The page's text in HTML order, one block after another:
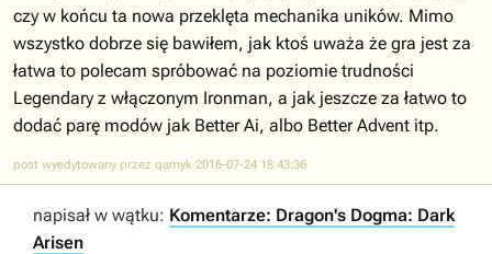
czy w końcu ta nowa przeklęta mechanika uników. Mimo
wszystko dobrze się bawiłem, jak ktoś uważa że gra jest za
łatwa to polecam spróbować na poziomie trudności
Legendary z włączonym Ironman, a jak jeszcze za łatwo to
dodać parę modów jak Better Ai, albo Better Advent itp.
post wyedytowany przez qamyk 2016-07-24 18:43:36
napisał w wątku: Komentarze: Dragon's Dogma: Dark
Arisen